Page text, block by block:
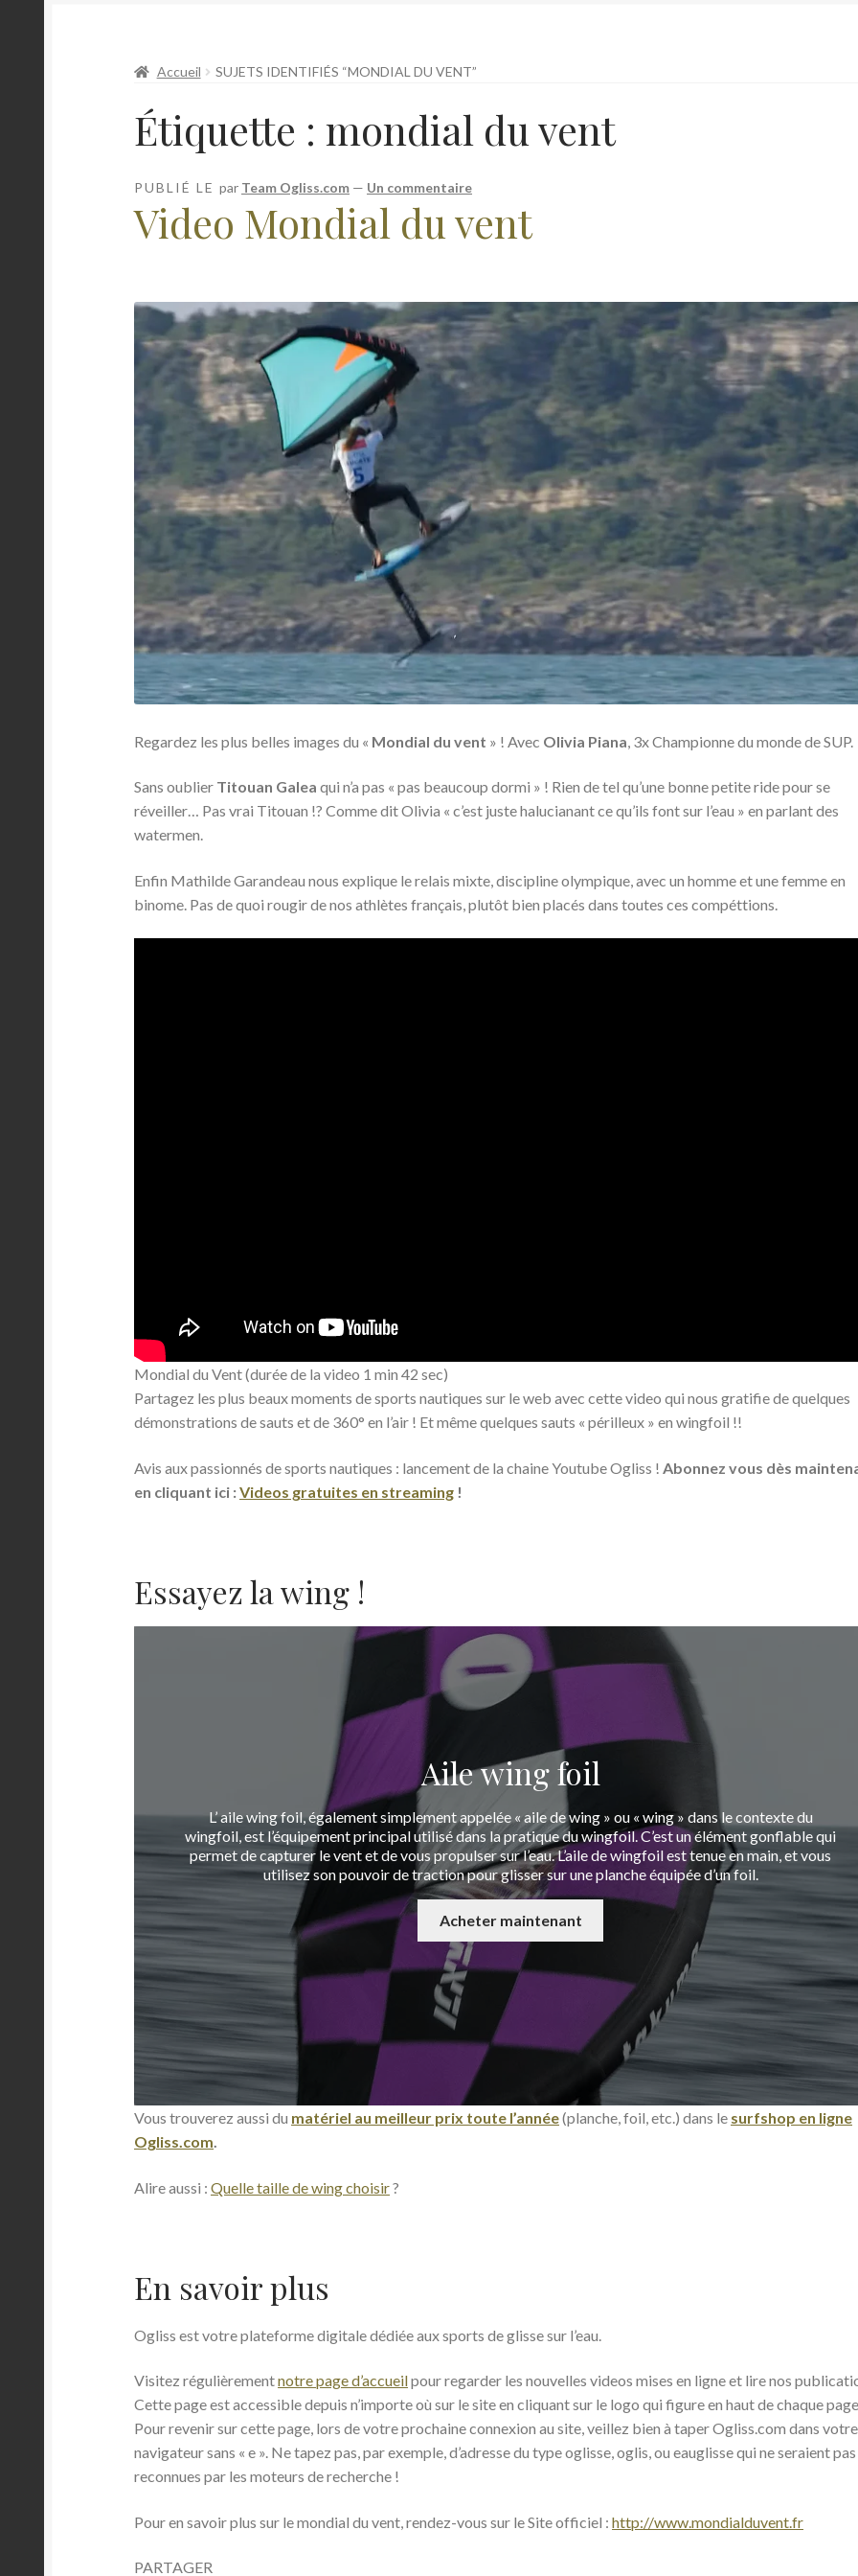
Accueil SUJETS IDENTIFIÉS “MONDIAL DU VENT”
Étiquette :mondial du vent
PUBLIÉ LEpar Team Ogliss.com — Un commentaire
Video Mondial du vent
Regardez les plus belles images du « Mondial du vent » ! Avec Olivia Piana , 3x Championne du monde de SUP.
Sans oublier Titouan Galea qui n’a pas « pas beaucoup dormi » ! Rien de tel qu’une bonne petite ride pour se
réveiller… Pas vrai Titouan !? Comme dit Olivia « c’est juste halucianant ce qu’ils font sur l’eau » en parlant des
watermen.
Enfin Mathilde Garandeau nous explique le relais mixte, discipline olympique, avec un homme et une femme en
binome. Pas de quoi rougir de nos athlètes français, plutôt bien placés dans toutes ces compéttions.
Mondial du Vent (durée de la video 1 min 42 sec)
Partagez les plus beaux moments de sports nautiques sur le web avec cette video qui nous gratifie de quelques
démonstrations de sauts et de 360° en l’air ! Et même quelques sauts « périlleux » en wingfoil !!
Avis aux passionnés de sports nautiques : lancement de la chaine Youtube Ogliss ! Abonnez vous dès
en cliquant ici :Videos gratuites en streaming !
Essayez la wing !
Aile wing foil
L’ aile wing foil, également simplement appelée « aile de wing » ou « wing » dans le contexte du
wingfoil, est l’équipement principal utilisé dans la pratique du wingfoil. C’est un élément gonflable qui
permet de capturer le vent et de vous propulser sur l’eau. L’aile de wingfoil est tenue en main, et vous
utilisez son pouvoir de traction pour glisser sur une planche équipée d’un foil.
Acheter maintenant
Vous trouverez aussi du matériel au meilleur prix toute l’année(planche, foil, etc.) dans le surfshop en ligne
Ogliss.com.
Alire aussi :Quelle taille de wing choisir?
En savoir plus
Ogliss est votre plateforme digitale dédiée aux sports de glisse sur l’eau.
Visitez régulièrementnotre page d’accueilpour regarder les nouvelles videos mises en ligne et lire nos
Cette page est accessible depuis n’importe où sur le site en cliquant sur le logo qui figure en haut de chaque
Pour revenir sur cette page, lors de votre prochaine connexion au site, veillez bien à taper Ogliss.com dans votre
navigateur sans « e ». Ne tapez pas, par exemple, d’adresse du type oglisse, oglis, ou eauglisse qui ne seraient pas
reconnues par les moteurs de recherche !
Pour en savoir plus sur le mondial du vent, rendez-vous sur le Site officiel :http://www.mondialduvent.fr
PARTAGER